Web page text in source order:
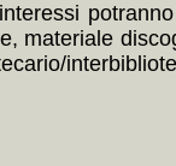
materiale